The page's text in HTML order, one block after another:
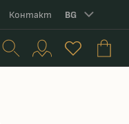
Контакт BG